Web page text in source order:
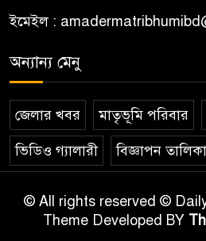
ইমেইল :
অন্যান্য মেনু
জেলার খবর মাতৃভূমি পরিবার
ভিডিও গ্যালারী বিজ্ঞাপন তালিকা
© All rights reserved ©
Theme Developed BY